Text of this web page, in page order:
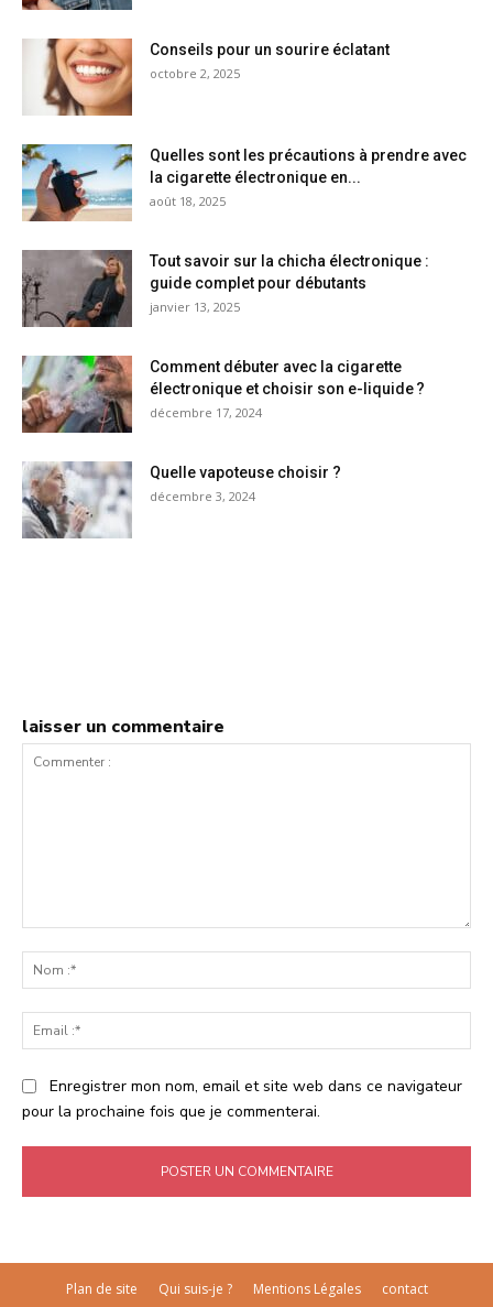
Conseils pour un sourire éclatant
octobre 2, 2025
Quelles sont les précautions à prendre avec
la cigarette électronique en...
août 18, 2025
Tout savoir sur la chicha électronique :
guide complet pour débutants
janvier 13, 2025
Comment débuter avec la cigarette
électronique et choisir son e-liquide ?
décembre 17, 2024
Quelle vapoteuse choisir ?
décembre 3, 2024
laisser un commentaire
:*
:*
Enregistrer mon nom, email et site web dans ce navigateur
pour la prochaine fois que je commenterai.
Plan de site Qui suis-je ? Mentions Légales contact